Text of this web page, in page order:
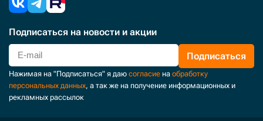
Подписаться на новости и акции
Подписаться
Нажимая на "Подписаться" я даю согласие на обработку
персональных данных, а так же на получение информационных и
рекламных рассылок